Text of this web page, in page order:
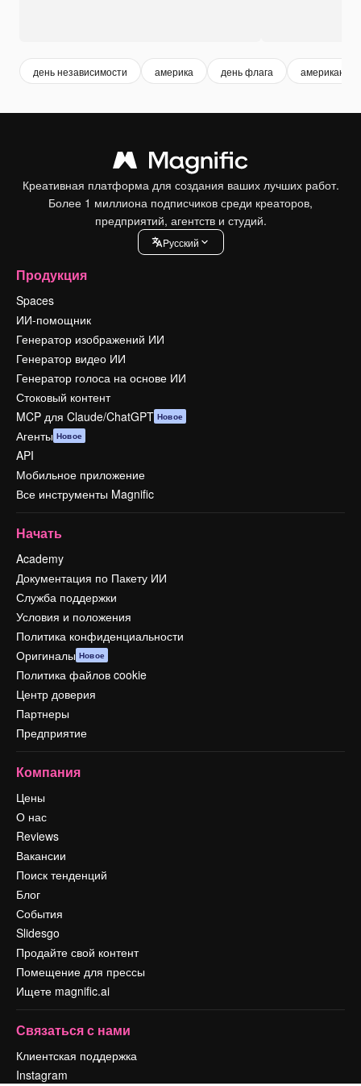
день независимости америка день флага
Креативная платформа для создания ваших лучших работ.
Более 1 миллиона подписчиков среди креаторов,
предприятий, агентств и студий.
Pусский
Продукция
Spaces
ИИ-помощник
Генератор изображений ИИ
Генератор видео ИИ
Генератор голоса на основе ИИ
Стоковый контент
MCP для Claude/ChatGPT Новое
Агенты Новое
API
Мобильное приложение
Все инструменты Magnific
Начать
Academy
Документация по Пакету ИИ
Служба поддержки
Условия и положения
Политика конфиденциальности
Оригиналы Новое
Политика файлов cookie
Центр доверия
Партнеры
Предприятие
Компания
Цены
О нас
Reviews
Вакансии
Поиск тенденций
Блог
События
Slidesgo
Продайте свой контент
Помещение для прессы
Ищете magnific.ai
Связаться с нами
Клиентская поддержка
Instagram